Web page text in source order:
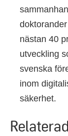
nästan 40
utveckling
svenska
inom
säkerhet.